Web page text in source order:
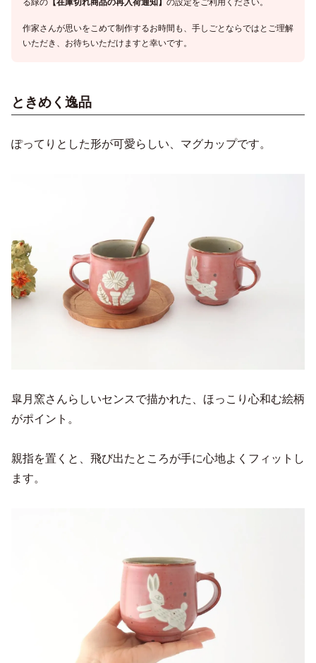
作家さんが思いをこめて制作するお時間も、手しごとならではとご理解
いただき、お待ちいただけますと幸いです。
ときめく逸品
ぽってりとした形が可愛らしい、マグカップです。
皐月窯さんらしいセンスで描かれた、ほっこり心和む絵柄
がポイント。
親指を置くと、飛び出たところが手に心地よくフィットし
ます。